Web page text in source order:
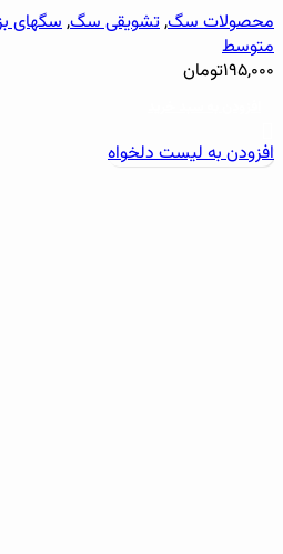
محصولات سگ,تشویقی سگ,سگهای
متوسط
۱۹۵,۰۰۰تومان
افزودن به لیست دلخواه